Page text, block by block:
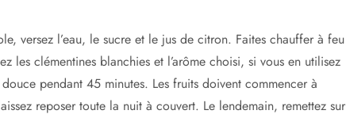
versez l’eau, le sucre et le jus de citron. Faites chauffer à feu
les clémentines blanchies et l’arôme choisi, si vous en utilisez
pendant 45 minutes. Les fruits doivent commencer à
reposer toute la nuit à couvert. Le lendemain, remettez sur